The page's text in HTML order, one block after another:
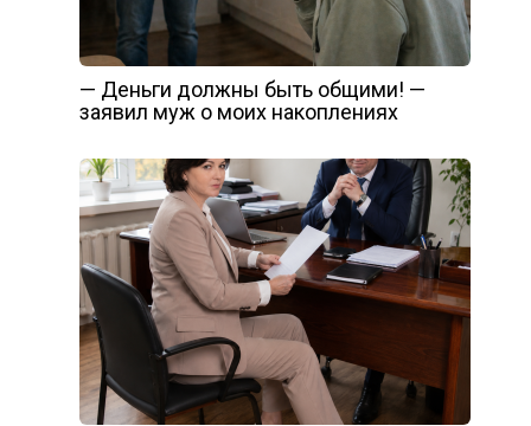
— Деньги должны быть общими! —
заявил муж о моих накоплениях